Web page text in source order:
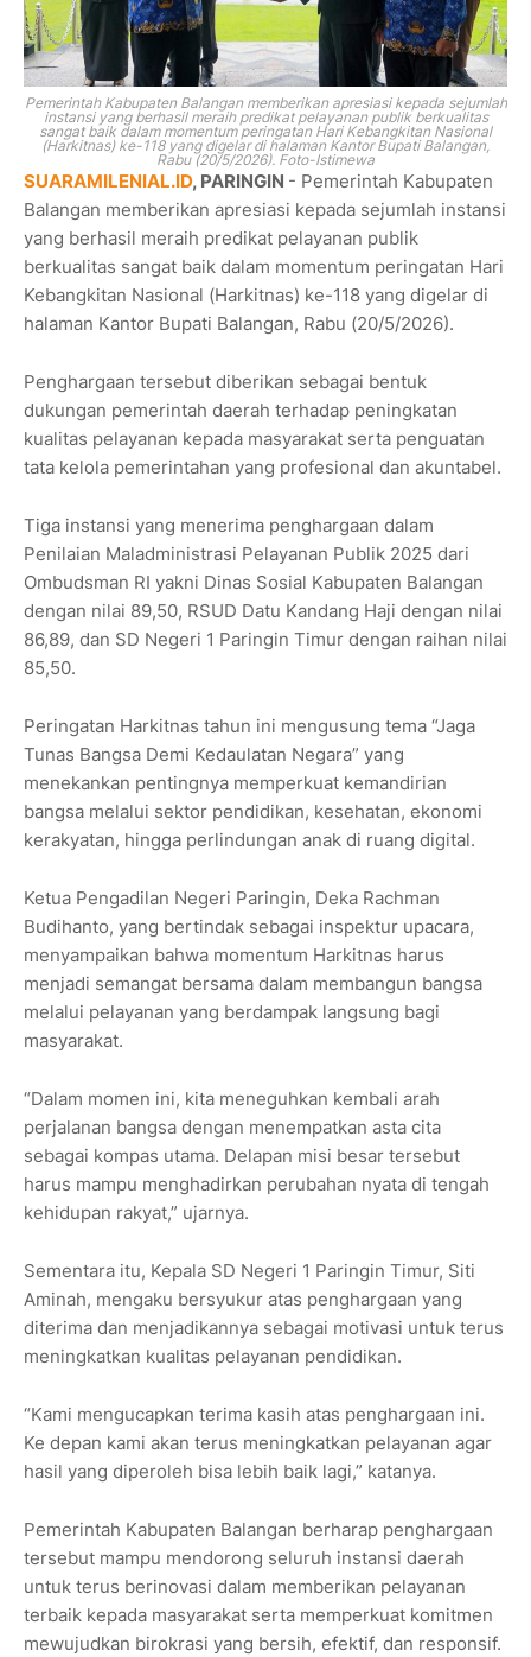
Pemerintah Kabupaten Balangan memberikan apresiasi kepada sejumlah
instansi yang berhasil meraih predikat pelayanan publik berkualitas
sangat baik dalam momentum peringatan Hari Kebangkitan Nasional
(Harkitnas) ke-118 yang digelar di halaman Kantor Bupati Balangan,
Rabu (20/5/2026). Foto-Istimewa
SUARAMILENIAL.ID, PARINGIN - Pemerintah Kabupaten
Balangan memberikan apresiasi kepada sejumlah instansi
yang berhasil meraih predikat pelayanan publik
berkualitas sangat baik dalam momentum peringatan Hari
Kebangkitan Nasional (Harkitnas) ke-118 yang digelar di
halaman Kantor Bupati Balangan, Rabu (20/5/2026).
Penghargaan tersebut diberikan sebagai bentuk
dukungan pemerintah daerah terhadap peningkatan
kualitas pelayanan kepada masyarakat serta penguatan
tata kelola pemerintahan yang profesional dan akuntabel.
Tiga instansi yang menerima penghargaan dalam
Penilaian Maladministrasi Pelayanan Publik 2025 dari
Ombudsman RI yakni Dinas Sosial Kabupaten Balangan
dengan nilai 89,50, RSUD Datu Kandang Haji dengan nilai
86,89, dan SD Negeri 1 Paringin Timur dengan raihan nilai
85,50.
Peringatan Harkitnas tahun ini mengusung tema “Jaga
Tunas Bangsa Demi Kedaulatan Negara” yang
menekankan pentingnya memperkuat kemandirian
bangsa melalui sektor pendidikan, kesehatan, ekonomi
kerakyatan, hingga perlindungan anak di ruang digital.
Ketua Pengadilan Negeri Paringin, Deka Rachman
Budihanto, yang bertindak sebagai inspektur upacara,
menyampaikan bahwa momentum Harkitnas harus
menjadi semangat bersama dalam membangun bangsa
melalui pelayanan yang berdampak langsung bagi
masyarakat.
“Dalam momen ini, kita meneguhkan kembali arah
perjalanan bangsa dengan menempatkan asta cita
sebagai kompas utama. Delapan misi besar tersebut
harus mampu menghadirkan perubahan nyata di tengah
kehidupan rakyat,” ujarnya.
Sementara itu, Kepala SD Negeri 1 Paringin Timur, Siti
Aminah, mengaku bersyukur atas penghargaan yang
diterima dan menjadikannya sebagai motivasi untuk terus
meningkatkan kualitas pelayanan pendidikan.
“Kami mengucapkan terima kasih atas penghargaan ini.
Ke depan kami akan terus meningkatkan pelayanan agar
hasil yang diperoleh bisa lebih baik lagi,” katanya.
Pemerintah Kabupaten Balangan berharap penghargaan
tersebut mampu mendorong seluruh instansi daerah
untuk terus berinovasi dalam memberikan pelayanan
terbaik kepada masyarakat serta memperkuat komitmen
mewujudkan birokrasi yang bersih, efektif, dan responsif.